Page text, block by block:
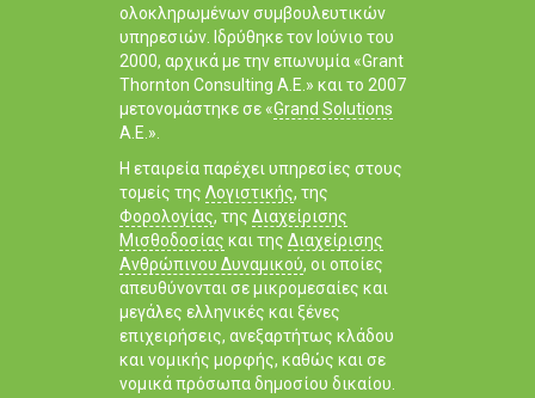
ολοκληρωμένων συμβουλευτικών
υπηρεσιών. Ιδρύθηκε τον Ιούνιο του
2000, αρχικά με την επωνυμία «Grant
Thornton Consulting Α.Ε.» και το 2007
μετονομάστηκε σε «Grand Solutions
Α.Ε.».
Η εταιρεία παρέχει υπηρεσίες στους
τομείς της Λογιστικής, της
Φορολογίας, της Διαχείρισης
Μισθοδοσίας και της Διαχείρισης
Ανθρώπινου Δυναμικού, οι οποίες
απευθύνονται σε μικρομεσαίες και
μεγάλες ελληνικές και ξένες
επιχειρήσεις, ανεξαρτήτως κλάδου
και νομικής μορφής, καθώς και σε
νομικά πρόσωπα δημοσίου δικαίου.